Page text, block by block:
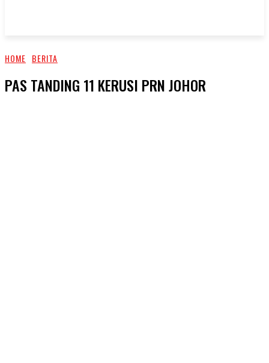
HOME BERITA
PAS TANDING 11 KERUSI PRN JOHOR